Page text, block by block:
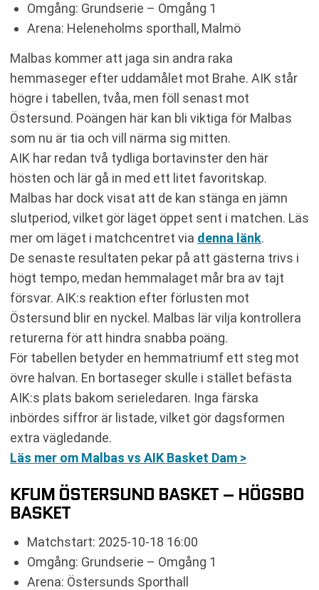
Omgång: Grundserie – Omgång 1
Arena: Heleneholms sporthall, Malmö
Malbas kommer att jaga sin andra raka
hemmaseger efter uddamålet mot Brahe. AIK står
högre i tabellen, tvåa, men föll senast mot
Östersund. Poängen här kan bli viktiga för Malbas
som nu är tia och vill närma sig mitten.
AIK har redan två tydliga bortavinster den här
hösten och lär gå in med ett litet favoritskap.
Malbas har dock visat att de kan stänga en jämn
slutperiod, vilket gör läget öppet sent i matchen. Läs
mer om läget i matchcentret via denna länk.
De senaste resultaten pekar på att gästerna trivs i
högt tempo, medan hemmalaget mår bra av tajt
försvar. AIK:s reaktion efter förlusten mot
Östersund blir en nyckel. Malbas lär vilja kontrollera
returerna för att hindra snabba poäng.
För tabellen betyder en hemmatriumf ett steg mot
övre halvan. En bortaseger skulle i stället befästa
AIK:s plats bakom serieledaren. Inga färska
inbördes siffror är listade, vilket gör dagsformen
extra vägledande.
Läs mer om Malbas vs AIK Basket Dam >
KFUM ÖSTERSUND BASKET – HÖGSBO
BASKET
Matchstart: 2025-10-18 16:00
Omgång: Grundserie – Omgång 1
Arena: Östersunds Sporthall